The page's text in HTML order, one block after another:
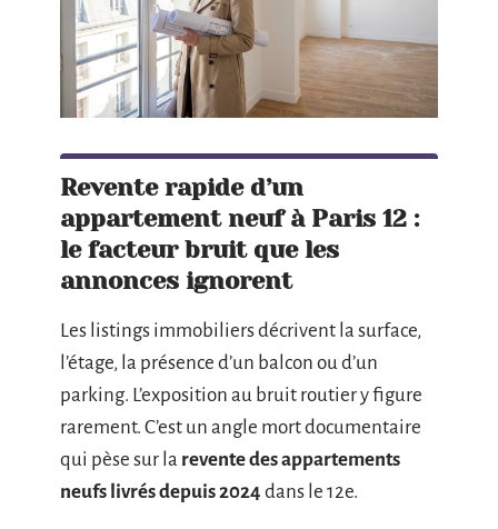
Revente rapide d’un
appartement neuf à Paris 12 :
le facteur bruit que les
annonces ignorent
Les listings immobiliers décrivent la surface,
l’étage, la présence d’un balcon ou d’un
parking. L’exposition au bruit routier y figure
rarement. C’est un angle mort documentaire
qui pèse sur la revente des appartements
neufs livrés depuis 2024 dans le 12e.